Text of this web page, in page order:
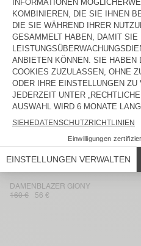
275 €
96,25 €
DAMEN-JACKE TABINSVILLE
230 €
78,20 €
DAMENBLAZER UNYL
215 €
107,50 €
DAMENBLAZER UNYL
215 €
107,50 €
DAMENJACKE RYGYBAY
175 €
105 €
DAMENBLAZER GIONY
160 €
56 €